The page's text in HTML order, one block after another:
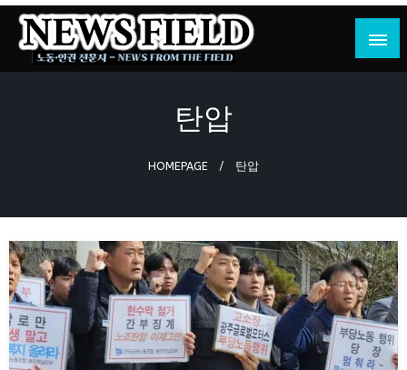
Skip
content
뉴스필드
노동·인권 전문지
탄압
HOMEPAGE 탄압